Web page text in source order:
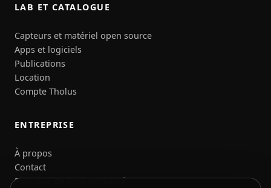
LAB ET CATALOGUE
Capteurs et matériel open source
Apps et logiciels
Publications
Location
Compte Tholus
ENTREPRISE
À propos
Contact
Politique de confidentialité